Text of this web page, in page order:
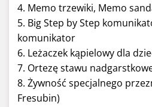
4. Memo trzewiki, Memo
5. Big Step by Step
komunikator
6. Leżaczek kąpielowy dla
7. Ortezę stawu
8. Żywność specjalnego
Fresubin)